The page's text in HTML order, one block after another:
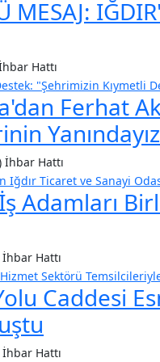
MESAJ:
Hattı
Ferhat
İhbar Hattı
Adamları
Hattı
Caddesi
Hattı